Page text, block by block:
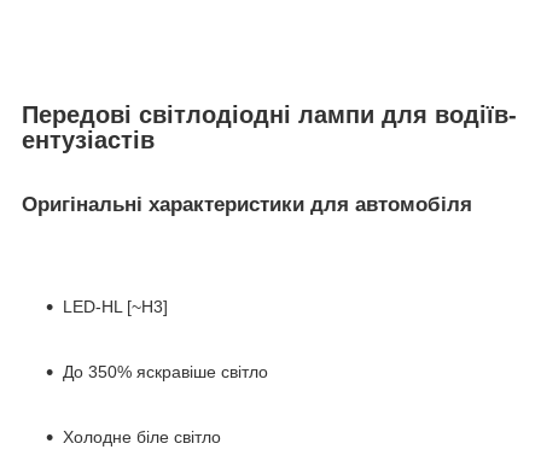
Передові світлодіодні лампи для водіїв-
ентузіастів
Оригінальні характеристики для автомобіля
LED-HL [~H3]
До 350% яскравіше світло
Холодне біле світло